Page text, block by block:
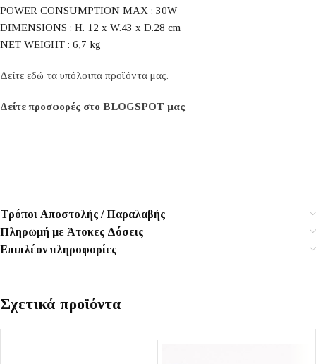
POWER CONSUMPTION MAX : 30W
DIMENSIONS : H. 12 x W.43 x D.28 cm
NET WEIGHT : 6,7 kg
Δείτε εδώ τα υπόλοιπα προϊόντα μας.
Δείτε προσφορές στο BLOGSPOT μας
Τρόποι Αποστολής / Παραλαβής
Πληρωμή με Άτοκες Δόσεις
Επιπλέον πληροφορίες
Σχετικά προϊόντα